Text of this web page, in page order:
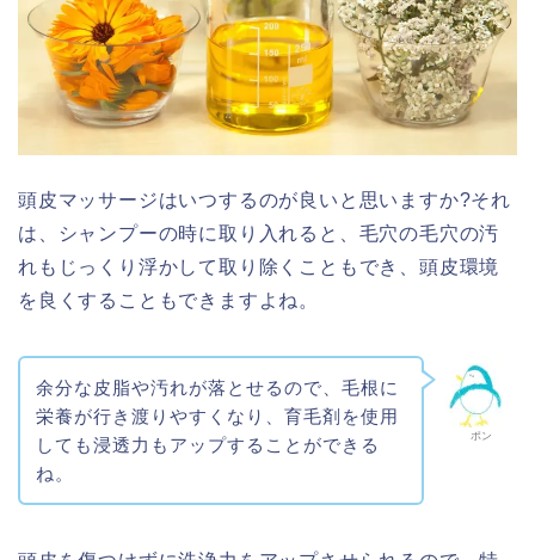
頭皮マッサージはいつするのが良いと思いますか?それ
は、シャンプーの時に取り入れると、毛穴の毛穴の汚
れもじっくり浮かして取り除くこともでき、頭皮環境
を良くすることもできますよね。
ポン
余分な皮脂や汚れが落とせるので、毛根に
栄養が行き渡りやすくなり、育毛剤を使用
しても浸透力もアップすることができる
ね。